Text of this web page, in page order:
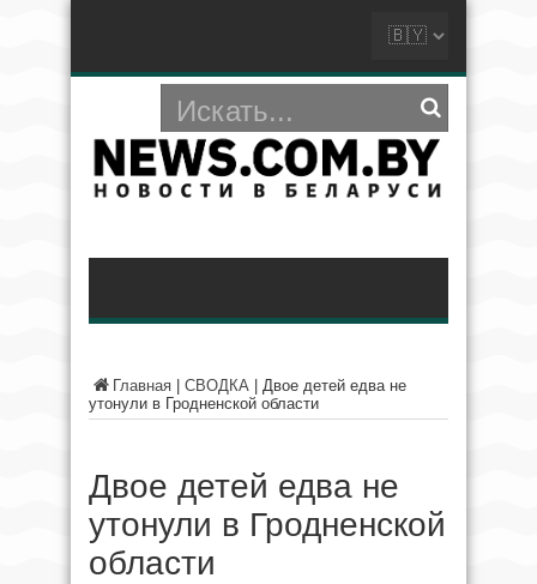
Главная СВОДКА
Двое детей едва не
утонули в Гродненской области
Двое детей едва не
утонули в Гродненской
области